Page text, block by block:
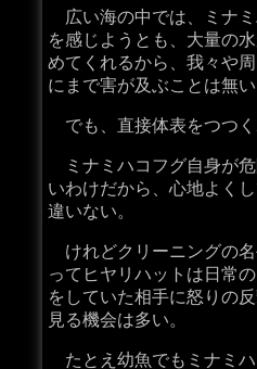
広い海の中では、ミナ
を感じようとも、大量の
めてくれるから、我々や
にまで害が及ぶことは無い
でも、直接体表をつつ
ミナミハコフグ自身が
いわけだから、心地よく
違いない。
けれどクリーニングの
ってヒヤリハットは日常
をしていた相手に怒りの
見る機会は多い。
たとえ幼魚でもミナミ